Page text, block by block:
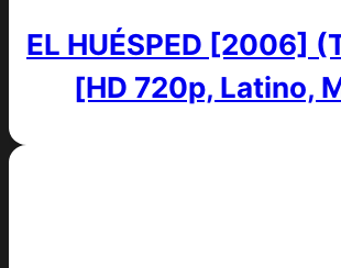
EL HUÉSPED [2006]
[HD 720p, Latino,